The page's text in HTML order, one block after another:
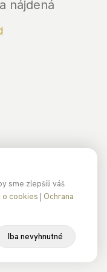
nájdená
sme zlepšili váš
o cookies | Ochrana
Iba nevyhnutné